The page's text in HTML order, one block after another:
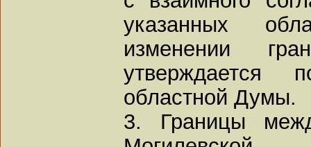
указанных
изменении
утверждается
областной Думы.
3. Границы